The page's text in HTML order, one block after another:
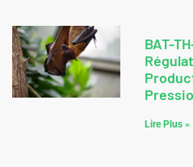
BAT-
Lire Plus »